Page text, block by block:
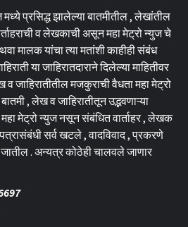
मध्ये प्रसिद्ध झालेल्या बातमीतील , लेखांतील
व लेखकाची असून महा मेट्रो न्युज चे
मालक यांचा त्या मतांशी काहीही संबंध
या जाहिरातदाराने दिलेल्या माहितीवर
जाहिरातीतील मजकुराची वैधता महा मेट्रो
, लेख व जाहिरातीतून उद्भवणाऱ्या
महा मेट्रो न्युज नसून संबंधित वार्ताहर , लेखक
सर्व खटले , वादविवाद , प्रकरणे
. अन्यत्र कोठेही चालवले जाणार